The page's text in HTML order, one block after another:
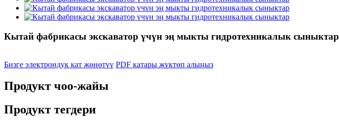
Кытай фабрикасы экскаватор үчүн эң мыкты гидротехникалык сыныктар
Бизге электрондук кат жөнөтүү PDF катары жүктөп алыңыз
Продукт чоо-жайы
Продукт тегдери